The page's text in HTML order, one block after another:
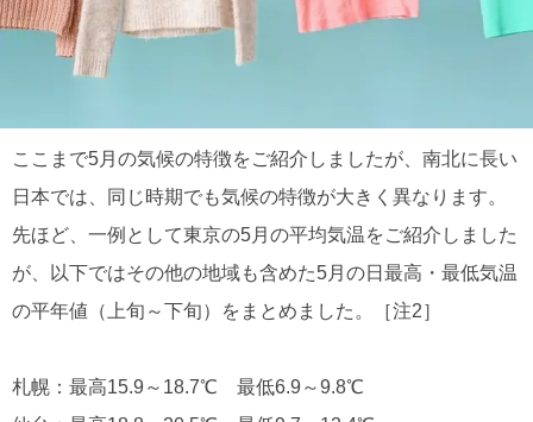
ここまで5月の気候の特徴をご紹介しましたが、南北に長い
日本では、同じ時期でも気候の特徴が大きく異なります。
先ほど、一例として東京の5月の平均気温をご紹介しました
が、以下ではその他の地域も含めた5月の日最高・最低気温
の平年値（上旬～下旬）をまとめました。［注2］
札幌：最高15.9～18.7℃ 最低6.9～9.8℃